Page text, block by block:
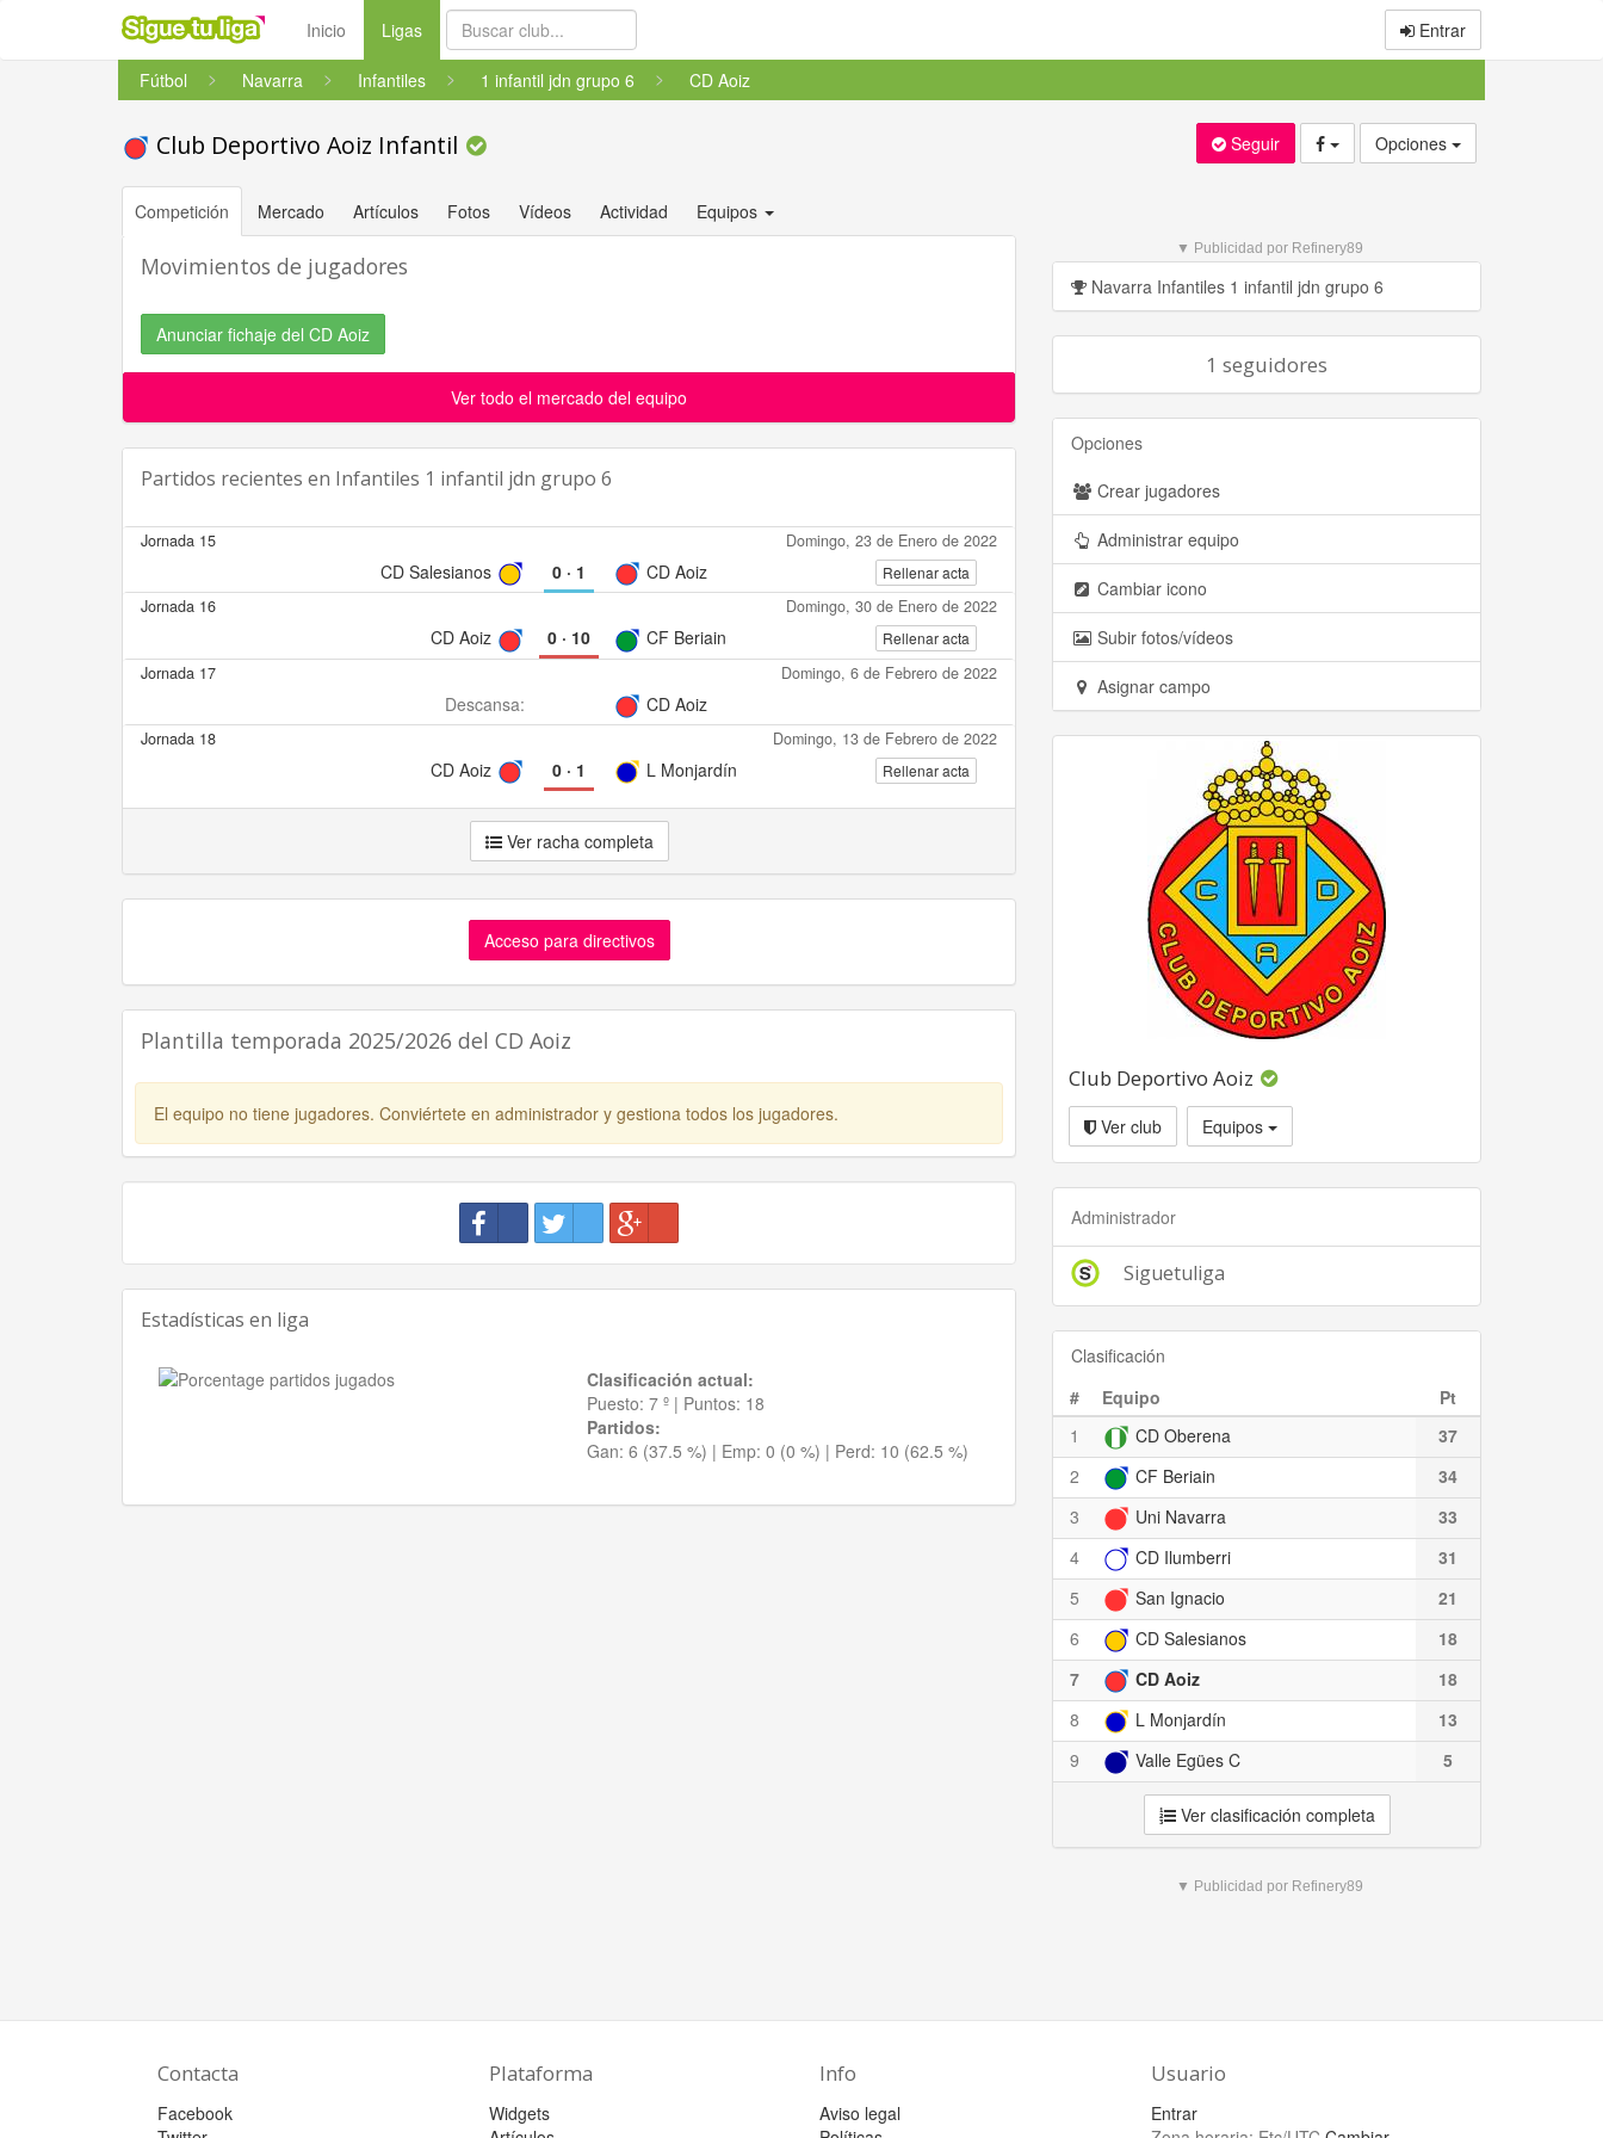
Inicio Ligas(current) Entrar
Fútbol Navarra Infantiles 1 infantil jdn grupo 6 CD Aoiz
Club Deportivo Aoiz Infantil Seguir Opciones
Competición Mercado Artículos Fotos Vídeos Actividad Equipos
Movimientos de jugadores
Anunciar fichaje del CD Aoiz
Ver todo el mercado del equipo
Partidos recientes en Infantiles 1 infantil jdn grupo 6
Jornada 15 Domingo, 23 de Enero de 2022
CD Salesianos 0· 1 CD Aoiz Rellenar acta
Jornada 16 Domingo, 30 de Enero de 2022
CD Aoiz 0· 10 CF Beriain Rellenar acta
Jornada 17 Domingo, 6 de Febrero de 2022
Descansa: CD Aoiz
Jornada 18 Domingo, 13 de Febrero de 2022
CD Aoiz 0· 1 L Monjardín Rellenar acta
Ver racha completa
Acceso para directivos
Plantilla temporada 2025/2026 del CD Aoiz
El equipo no tiene jugadores. Conviértete en administrador y gestiona todos los jugadores.
Estadísticas en liga
Clasificación actual:
Puesto: 7 º | Puntos: 18
Partidos:
Gan: 6 (37.5 %) | Emp: 0 (0 %) | Perd: 10 (62.5 %)
▼ Publicidad por Refinery89
Navarra Infantiles 1 infantil jdn grupo 6
1 seguidores
Opciones
Crear jugadores
Administrar equipo
Cambiar icono
Subir fotos/vídeos
Asignar campo
Club Deportivo Aoiz
Ver club Equipos
Administrador
Siguetuliga
Clasificación
#
Equipo
Pt
1
CD Oberena
37
2
CF Beriain
34
3
Uni Navarra
33
4
CD Ilumberri
31
5
San Ignacio
21
6
CD Salesianos
18
7
CD Aoiz
18
8
L Monjardín
13
9
Valle Egües C 5
Ver clasificación completa
▼ Publicidad por Refinery89
Contacta
Facebook
Plataforma
Widgets
Info
Aviso legal
Usuario
Entrar